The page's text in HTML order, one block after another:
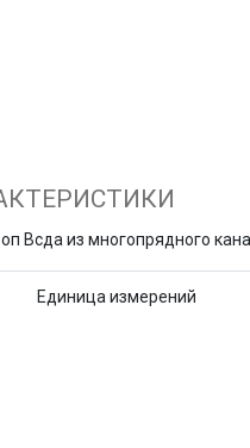
Всда из многопрядного
Единица измерений
с